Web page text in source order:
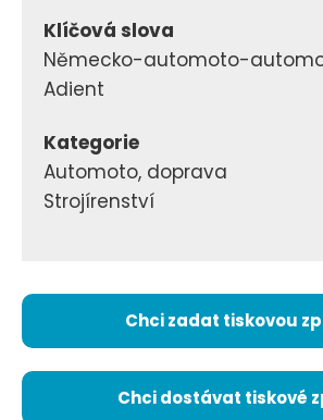
Klíčová slova
Německo-automoto-
Adient
Kategorie
Automoto, doprava
Strojírenství
Chci zadat tiskovou
Chci dostávat tiskové